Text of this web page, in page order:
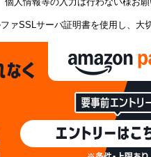
ァSSLサーバ証明書を使用し、大